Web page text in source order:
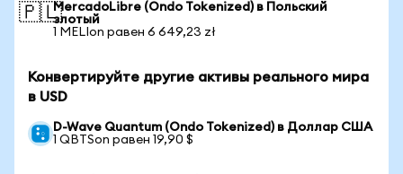
🇵🇱MercadoLibre (Ondo Tokenized) в Польский
злотый
1 MELIon равен 6 649,23 zł
Конвертируйте другие активы реального мира
в USD
D-Wave Quantum (Ondo Tokenized) в Доллар США
1 QBTSon равен 19,90 $